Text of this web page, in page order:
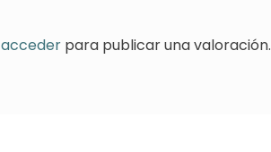
accederpara publicar una valoración.